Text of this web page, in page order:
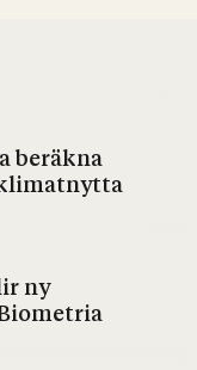
beräkna
ny